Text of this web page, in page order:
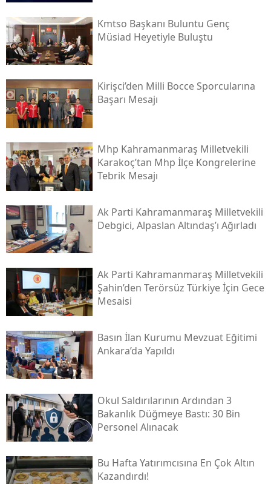
Kmtso Başkanı Buluntu Genç
Müsi̇ad Heyetiyle Buluştu
Kirişci’den Milli Bocce Sporcularına
Başarı Mesajı
Mhp Kahramanmaraş Milletvekili
Karakoç’tan Mhp İlçe Kongrelerine
Tebrik Mesajı
Ak Parti Kahramanmaraş Milletvekili
Debgici, Alpaslan Altındaş’ı Ağırladı
Ak Parti Kahramanmaraş Milletvekili
Şahin’den Terörsüz Türkiye İçin Gece
Mesaisi
Basın İlan Kurumu Mevzuat Eğitimi
Ankara’da Yapıldı
Okul Saldırılarının Ardından 3
Bakanlık Düğmeye Bastı: 30 Bin
Personel Alınacak
Bu Hafta Yatırımcısına En Çok Altın
Kazandırdı!